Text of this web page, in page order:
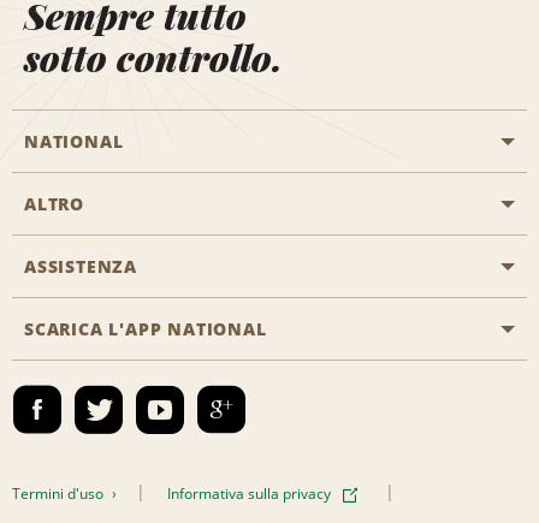
Sempre tutto
sotto controllo.
NATIONAL
Inizia una prenotazione
Programmi business
Emerald Club Accedi
ALTRO
Offerte di lavoro
ASSISTENZA
Accessibilità
Contatti
SCARICA L'APP NATIONAL
Termini d'uso Informativa sulla privacy